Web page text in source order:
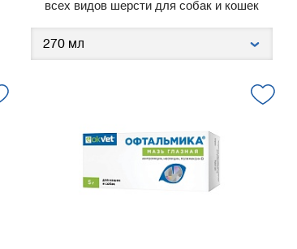
всех видов шерсти для собак и кошек